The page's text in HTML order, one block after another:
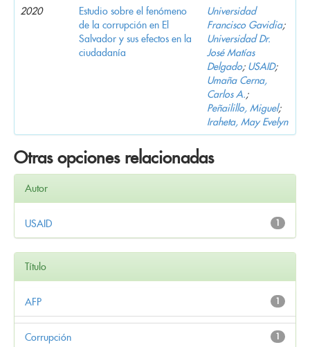
2020
Estudio sobre el fenómeno
de la corrupción en El
Salvador y sus efectos en la
ciudadanía
Universidad
Francisco Gavidia;
Universidad Dr.
José Matías
Delgado; USAID;
Umaña Cerna,
Carlos A.;
Peñailillo, Miguel;
Iraheta, May Evelyn
Otras opciones relacionadas
Autor
1
USAID
Título
1
AFP
1
Corrupción